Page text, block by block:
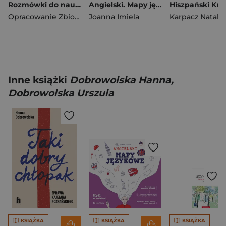
Rozmówki do nauki polsko-niemieckie
Opracowanie Zbiorowe
Angielski. Mapy językowe. Poziom B1-C1+ wyd. 2026
Joanna Imiela
Karpacz Natalia
Inne książki Dobrowolska Hanna,
Dobrowolska Urszula
KSIĄŻKA KSIĄŻKA KSIĄŻKA